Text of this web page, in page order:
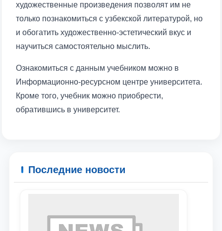
Ваше имя и фамилия
Ваш номер телефона
художественные произведения позволят им не
только познакомиться с узбекской литературой, но
и обогатить художественно-эстетический вкус и
научиться самостоятельно мыслить.
Ознакомиться с данным учебником можно в
Информационно-ресурсном центре университета.
Кроме того, учебник можно приобрести,
обратившись в университет.
Последние новости